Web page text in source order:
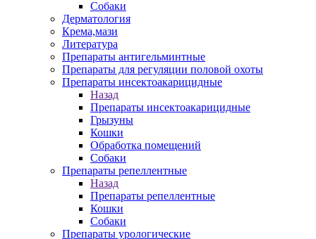
Собаки
Дерматология
Крема,мази
Литература
Препараты антигельминтные
Препараты для регуляции половой охоты
Препараты инсектоакарицидные
Назад
Препараты инсектоакарицидные
Грызуны
Кошки
Обработка помещений
Собаки
Препараты репеллентные
Назад
Препараты репеллентные
Кошки
Собаки
Препараты урологические